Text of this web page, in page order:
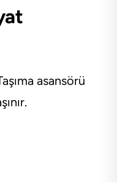
asansörü